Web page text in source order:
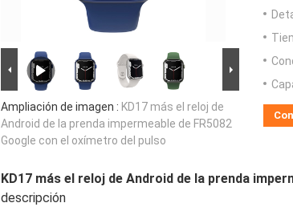
Ampliación de imagen : KD17 más el reloj de
Android de la prenda impermeable de FR5082
Google con el oxímetro del pulso
KD17 más el reloj de Android de la prenda
descripción